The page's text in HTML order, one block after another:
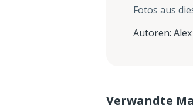
Fotos aus
Autoren:
Verwandte